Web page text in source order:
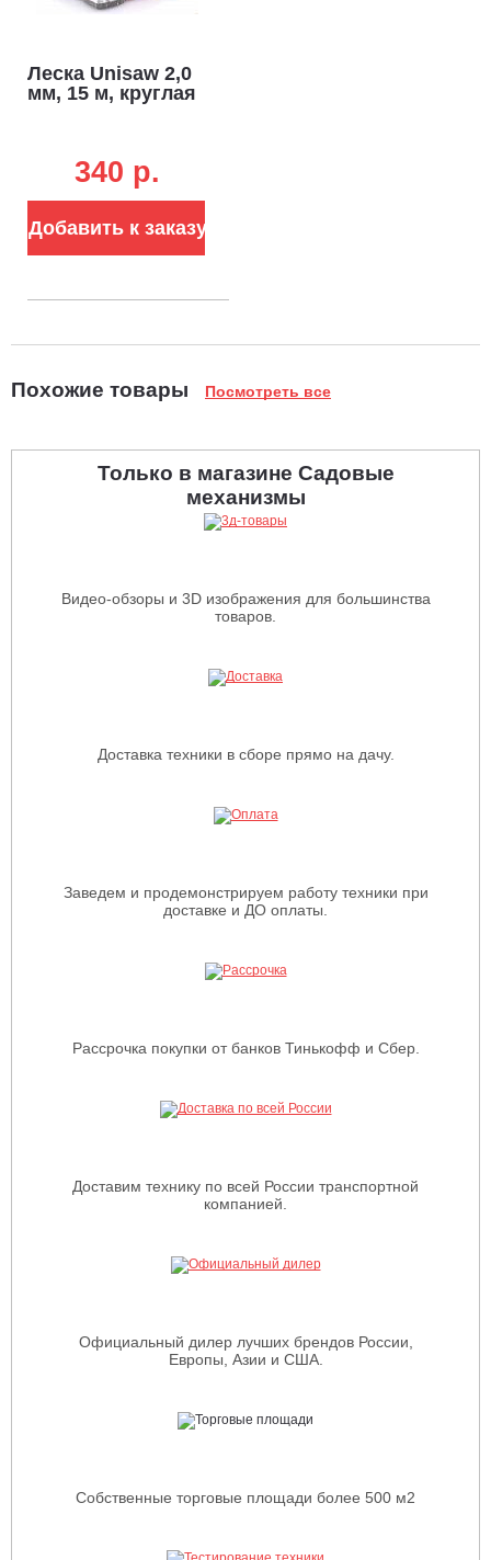
Леска Unisaw 2,0
мм, 15 м, круглая
340 p.
Добавить к заказу
Похожие товары Посмотреть все
Только в магазине Садовые
механизмы
Видео-обзоры и 3D изображения для большинства
товаров.
Доставка техники в сборе прямо на дачу.
Заведем и продемонстрируем работу техники при
доставке и ДО оплаты.
Рассрочка покупки от банков Тинькофф и Сбер.
Доставим технику по всей России транспортной
компанией.
Официальный дилер лучших брендов России,
Европы, Азии и США.
Собственные торговые площади более 500 м2